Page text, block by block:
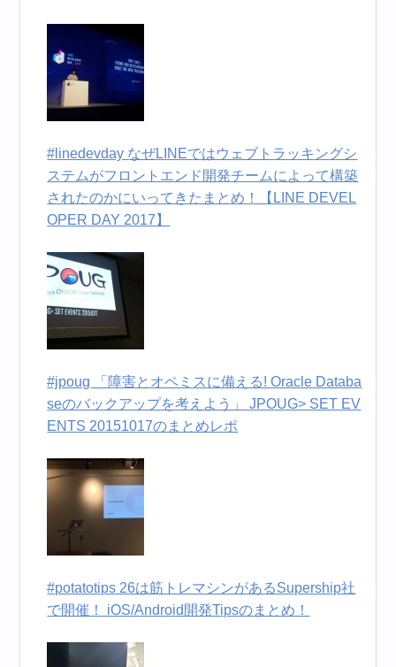
#linedevday なぜLINEではウェブトラッキングシ
ステムがフロントエンド開発チームによって構築
されたのかにいってきたまとめ！【LINE DEVEL
OPER DAY 2017】
#jpoug 「障害とオペミスに備える! Oracle Databa
seのバックアップを考えよう」 JPOUG> SET EV
ENTS 20151017のまとめレポ
#potatotips 26は筋トレマシンがあるSupership社
で開催！ iOS/Android開発Tipsのまとめ！